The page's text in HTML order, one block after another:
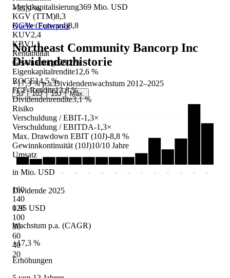
Marktkapitalisierung369 Mio. USD
KGV (TTM)8,3
KGVe (Forward)8,8
KUV2,4
KBV1,1
Rentabilität
Gewinnmarge28,2 %
Eigenkapitalrendite12,6 %
ROCE14,5 %
FCF-Rendite13,8 %
Dividendenrendite3,1 %
Risiko
Verschuldung / EBIT-1,3×
Verschuldung / EBITDA-1,3×
Max. Drawdown EBIT (10J)-8,8 %
Gewinnkontinuität (10J)10/10 Jahre
Umsatz
in Mio. USD
160
140
120
100
80
60
40
20
+35,9 %
Quelle: Eulerpool
Northeast Community Bancorp Inc
Dividendenhistorie
+17,3 % p.a.Dividendenwachstum 2012–2025
5J 10J 15J Max.
'12 '13 '14 '15 '16 '17 '18 '19 '20 '21 '22 '23 '24 '25 '26
Dividende 2025
0.95 USD
Wachstum p.a. (CAGR)
+17,3 %
Erhöhungen